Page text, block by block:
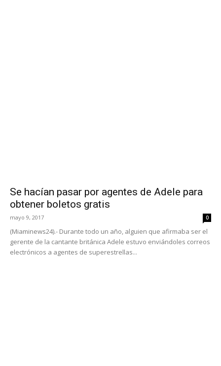
Se hacían pasar por agentes de Adele para
obtener boletos gratis
mayo 9, 2017 0
(Miaminews24).- Durante todo un año, alguien que afirmaba ser el
gerente de la cantante británica Adele estuvo enviándoles correos
electrónicos a agentes de superestrellas...